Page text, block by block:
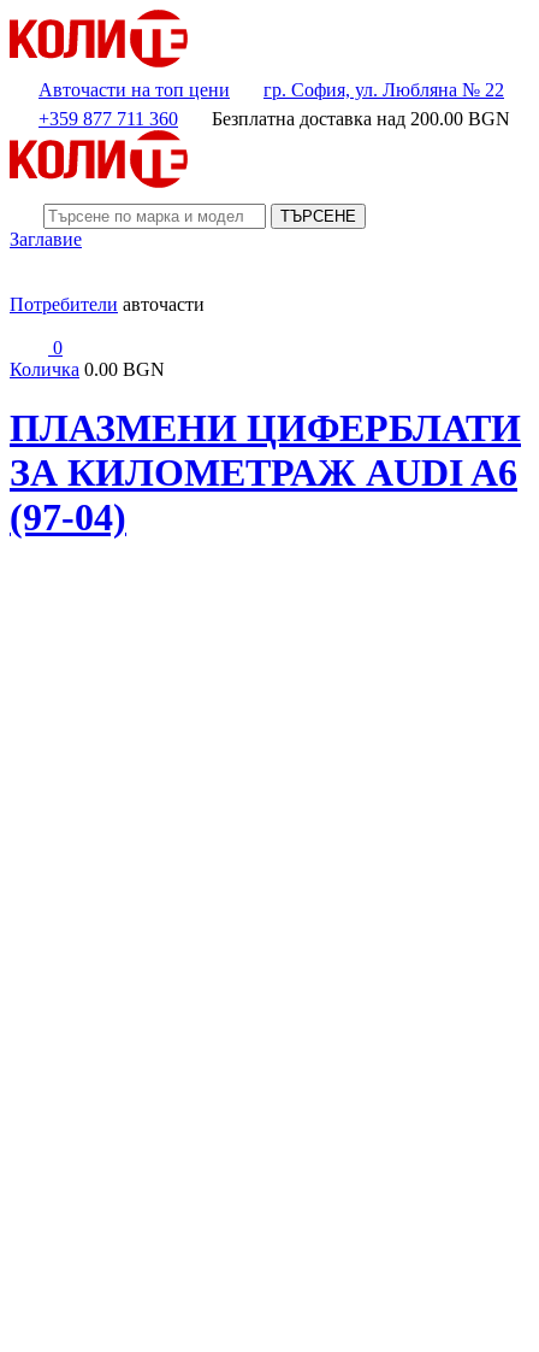
Авточасти на топ цени
гр. София, ул. Любляна № 22
+359 877 711 360
Безплатна доставка над 200.00 BGN
ТЪРСЕНЕ
Заглавие
Потребители авточасти
0
Количка 0.00 BGN
ПЛАЗМЕНИ ЦИФЕРБЛАТИ
ЗА КИЛОМЕТРАЖ AUDI A6
(97-04)